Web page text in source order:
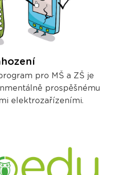
pro MŠ a ZŠ je
prospěšnému
elektrozařízeními.